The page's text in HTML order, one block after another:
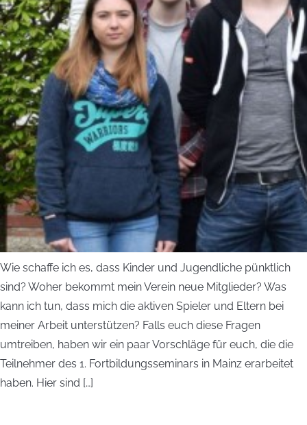
Wie schaffe ich es, dass Kinder und Jugendliche pünktlich
sind? Woher bekommt mein Verein neue Mitglieder? Was
kann ich tun, dass mich die aktiven Spieler und Eltern bei
meiner Arbeit unterstützen? Falls euch diese Fragen
umtreiben, haben wir ein paar Vorschläge für euch, die die
Teilnehmer des 1. Fortbildungsseminars in Mainz erarbeitet
haben. Hier sind […]